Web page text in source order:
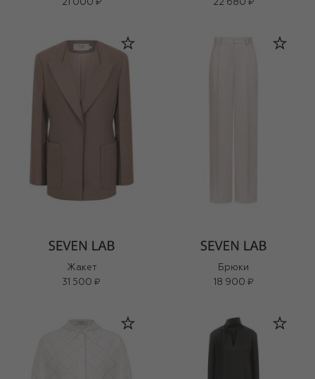
21 000 ₽
22 680 ₽
Жакет
31 500 ₽
Брюки
18 900 ₽